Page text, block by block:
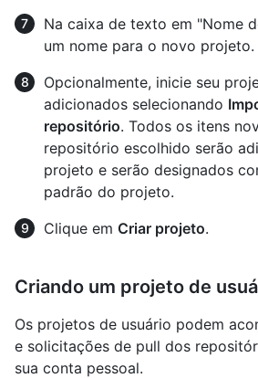
Na caixa de texto em "Nome
um nome para o novo projeto.
Opcionalmente, inicie seu
adicionados selecionando
repositório. Todos os itens
repositório escolhido serão
projeto e serão designados
padrão do projeto.
Clique em Criar projeto.
Criando um projeto de
Os projetos de usuário podem
e solicitações de pull dos
sua conta pessoal.